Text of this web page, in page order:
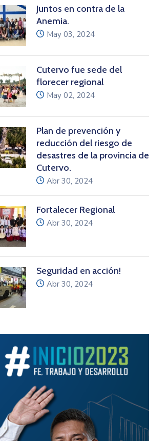
Juntos en contra de la
Anemia.
icon
May 03, 2024
Cutervo fue sede del
florecer regional
icon
May 02, 2024
Plan de prevención y
reducción del riesgo de
desastres de la provincia de
Cutervo.
icon
Abr 30, 2024
Fortalecer Regional
icon
Abr 30, 2024
Seguridad en acción!
icon
Abr 30, 2024